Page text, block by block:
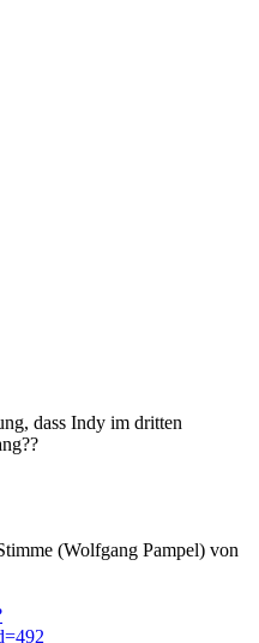
dass Indy im dritten
(Wolfgang Pampel) von